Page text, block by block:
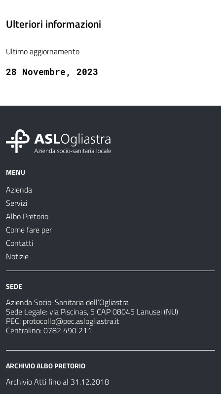
Ulteriori informazioni
Ultimo aggiornamento
28 Novembre, 2023
MENU
Azienda
Servizi
Albo Pretorio
Come fare per
Contatti
Notizie
SEDE
Azienda Socio-Sanitaria dell’Ogliastra
Sede Legale: via Piscinas, 5 CAP 08045 Lanusei (NU)
PEC: protocollo@pec.aslogliastra.it
Centralino: 0782 490 211
ARCHIVIO ALBO PRETORIO
Archivio Atti fino al 31.12.2018